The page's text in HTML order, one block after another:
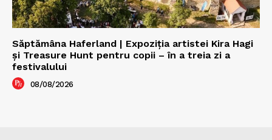
Săptămâna Haferland | Expoziţia artistei Kira Hagi
şi Treasure Hunt pentru copii – în a treia zi a
festivalului
08/08/2026